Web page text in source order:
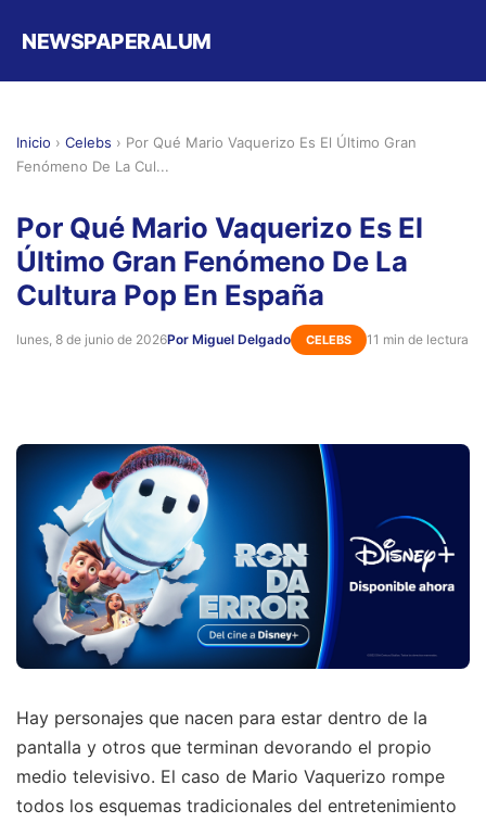
NEWSPAPERALUM
Inicio › Celebs › Por Qué Mario Vaquerizo Es El Último Gran
Fenómeno De La Cul...
Por Qué Mario Vaquerizo Es El
Último Gran Fenómeno De La
Cultura Pop En España
lunes, 8 de junio de 2026Por Miguel Delgado CELEBS 11 min de lectura
Hay personajes que nacen para estar dentro de la
pantalla y otros que terminan devorando el propio
medio televisivo. El caso de Mario Vaquerizo rompe
todos los esquemas tradicionales del entretenimiento